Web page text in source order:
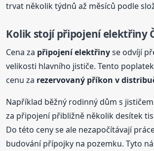
trvat několik týdnů až měsíců podle
Kolik stojí připojení elektřiny
Cena za připojení elektřinyse odvíjí
velikosti hlavního jističe. Tento
cenu za rezervovaný příkon v
Například běžný rodinný dům s
za připojení přibližně několik desítek
Do této ceny se ale nezapočítávají
budování přípojky na pozemku. Tyto